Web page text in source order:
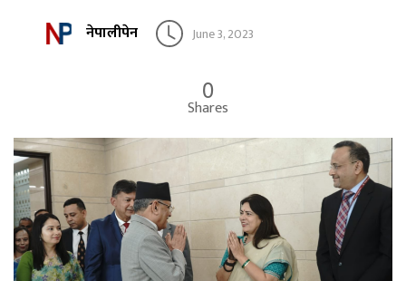
नेपालीपेन June 3, 2023
0
Shares